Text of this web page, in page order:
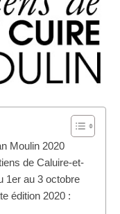
Moulin 2020
de Caluire-et-
1er au 3 octobre
édition 2020 :